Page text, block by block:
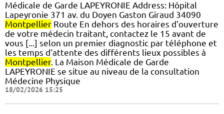
Médicale de Garde LAPEYRONIE Address: Hôpital
Lapeyronie 371 av. du Doyen Gaston Giraud 34090
Montpellier Route En dehors des horaires d'ouverture
de votre médecin traitant, contactez le 15 avant de
vous [...] selon un premier diagnostic par téléphone et
les temps d'attente des différents lieux possibles à
Montpellier. La Maison Médicale de Garde
LAPEYRONIE se situe au niveau de la consultation
Médecine Physique
18/02/2026 15:25